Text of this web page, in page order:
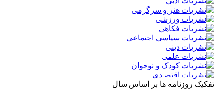
تفکیک روزنامه ها بر اساس سال